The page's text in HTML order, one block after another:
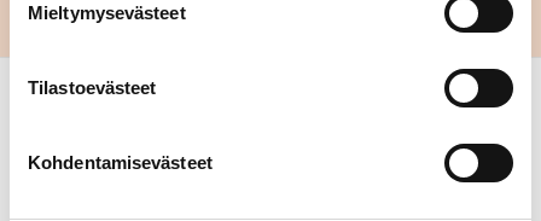
Mieltymysevästeet
Tilastoevästeet
Kohdentamisevästeet